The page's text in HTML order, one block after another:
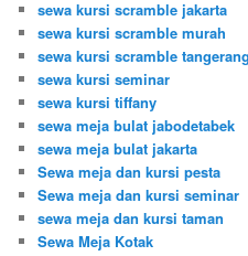
sewa kursi scramble jakarta
sewa kursi scramble murah
sewa kursi scramble tangerang
sewa kursi seminar
sewa kursi tiffany
sewa meja bulat jabodetabek
sewa meja bulat jakarta
Sewa meja dan kursi pesta
Sewa meja dan kursi seminar
sewa meja dan kursi taman
Sewa Meja Kotak